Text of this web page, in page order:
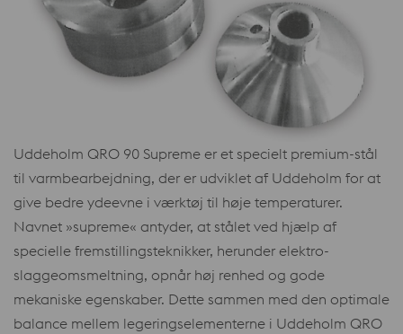
Uddeholm QRO 90 Supreme er et specielt premium-stål
til varmbearbejdning, der er udviklet af Uddeholm for at
give bedre ydeevne i værktøj til høje temperaturer.
Navnet »supreme« antyder, at stålet ved hjælp af
specielle fremstillingsteknikker, herunder elektro-
slaggeomsmeltning, opnår høj renhed og gode
mekaniske egenskaber. Dette sammen med den optimale
balance mellem legeringselementerne i Uddeholm QRO